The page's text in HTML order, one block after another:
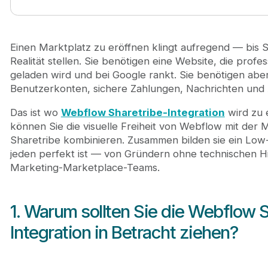
1. Warum sollten Sie die Webflow Sharetribe
2.1. Webflow für Branding, Sharetribe für
2.2. Match Design für Seamless UX
2.3. API-Integration
3. Zu erwartende Herausforderungen bei der
5. Journeyhorizon — Der Marketplace Builder, der
6. Fazit
Einen Marktplatz zu eröffnen klingt aufregend — bis
Realität stellen. Sie benötigen eine Website, die
geladen wird und bei Google rankt. Sie benötigen
Benutzerkonten, sichere Zahlungen, Nachrichten
Das ist wo Webflow Sharetribe-Integration wird zu
können Sie die visuelle Freiheit von Webflow mit der
Sharetribe kombinieren. Zusammen bilden sie ein
jeden perfekt ist — von Gründern ohne technischen
Marketing-Marketplace-Teams.
1. Warum sollten Sie die Webflow
Integration in Betracht ziehen?